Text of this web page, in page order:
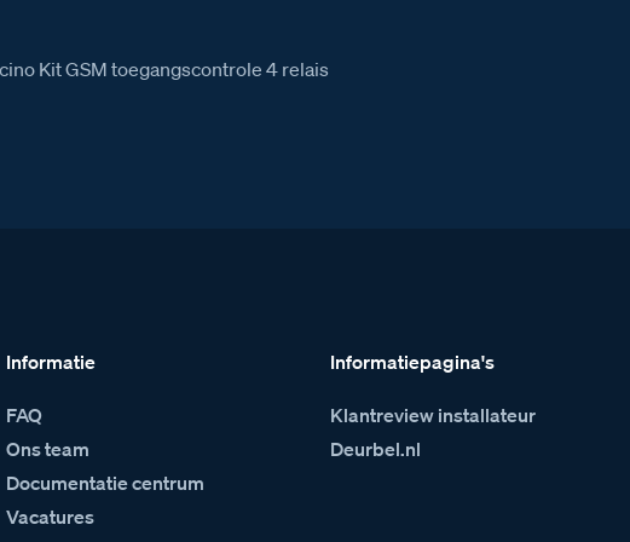
Kit GSM toegangscontrole 4 relais
Informatie
FAQ
Ons team
Documentatie centrum
Vacatures
Informatiepagina's
Klantreview installateur
Deurbel.nl